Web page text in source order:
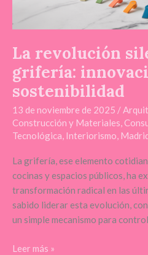
La revolución
grifería:
sostenibilidad
13 de noviembre de 2025 /
Construcción y Materiales,
Tecnológica, Interiorismo,
La grifería, ese elemento
cocinas y espacios públicos, ha
transformación radical en las
sabido liderar esta evolución,
un simple mecanismo para
grifería:
diseño
y
sostenibilidad
Leer más »